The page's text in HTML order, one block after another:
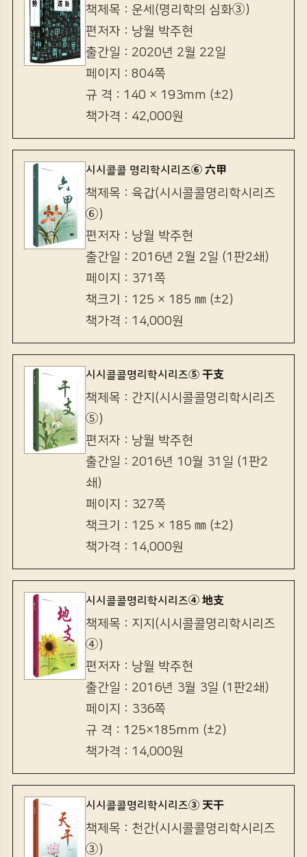
책제목 : 운세(명리학의 심화③)
편저자 : 낭월 박주현
출간일 : 2020년 2월 22일
페이지 : 804쪽
규 격 : 140 × 193mm (±2)
책가격 : 42,000원
시시콜콜 명리학시리즈⑥ 六甲
책제목 : 육갑(시시콜콜명리학시리즈
⑥)
편저자 : 낭월 박주현
출간일 : 2016년 2월 2일 (1판2쇄)
페이지 : 371쪽
책크기 : 125 × 185 ㎜ (±2)
책가격 : 14,000원
시시콜콜명리학시리즈⑤ 干支
책제목 : 간지(시시콜콜명리학시리즈
⑤)
편저자 : 낭월 박주현
출간일 : 2016년 10월 31일 (1판2
쇄)
페이지 : 327쪽
책크기 : 125 × 185 ㎜ (±2)
책가격 : 14,000원
시시콜콜명리학시리즈④ 地支
책제목 : 지지(시시콜콜명리학시리즈
④)
편저자 : 낭월 박주현
출간일 : 2016년 3월 3일 (1판2쇄)
페이지 : 336쪽
규 격 : 125×185mm (±2)
책가격 : 14,000원
시시콜콜명리학시리즈③ 天干
책제목 : 천간(시시콜콜명리학시리즈
③)